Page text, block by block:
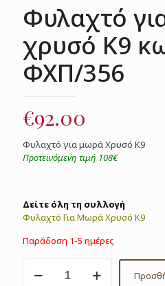
Φυλαχτό
χρυσό Κ9
ΦΧΠ/356
€92.00
Φυλαχτό για μωρά Χρυσό Κ9
Προτεινόμενη τιμή 108€
Δείτε όλη τη συλλογή
Φυλαχτό Για Μωρά Χρυσό Κ9
Παράδοση 1-5 ημέρες
για